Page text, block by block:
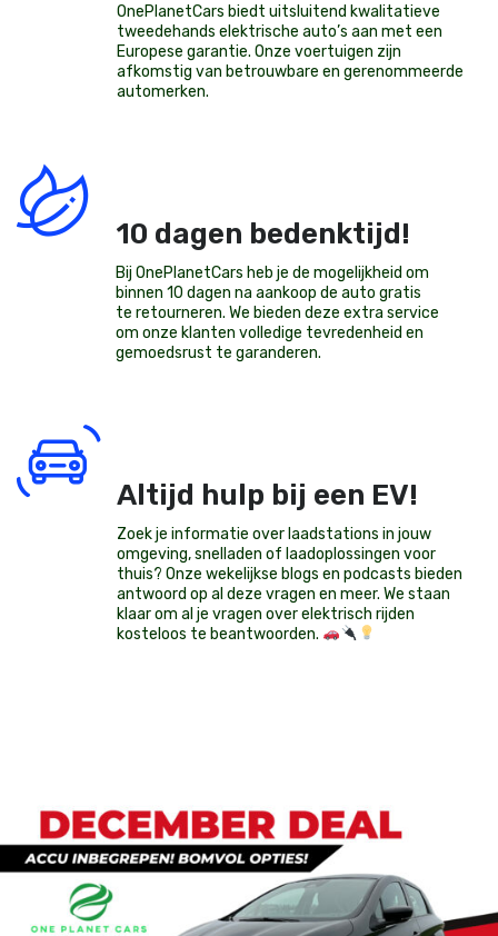
OnePlanetCars biedt uitsluitend kwalitatieve
tweedehands elektrische auto’s aan met een
Europese garantie. Onze voertuigen zijn
afkomstig van betrouwbare en gerenommeerde
automerken.
10 dagen bedenktijd!
Bij OnePlanetCars heb je de mogelijkheid om
binnen 10 dagen na aankoop de auto gratis
te retourneren. We bieden deze extra service
om onze klanten volledige tevredenheid en
gemoedsrust te garanderen.
Altijd hulp bij een EV!
Zoek je informatie over laadstations in jouw
omgeving, snelladen of laadoplossingen voor
thuis? Onze wekelijkse blogs en podcasts bieden
antwoord op al deze vragen en meer. We staan
klaar om al je vragen over elektrisch rijden
kosteloos te beantwoorden.